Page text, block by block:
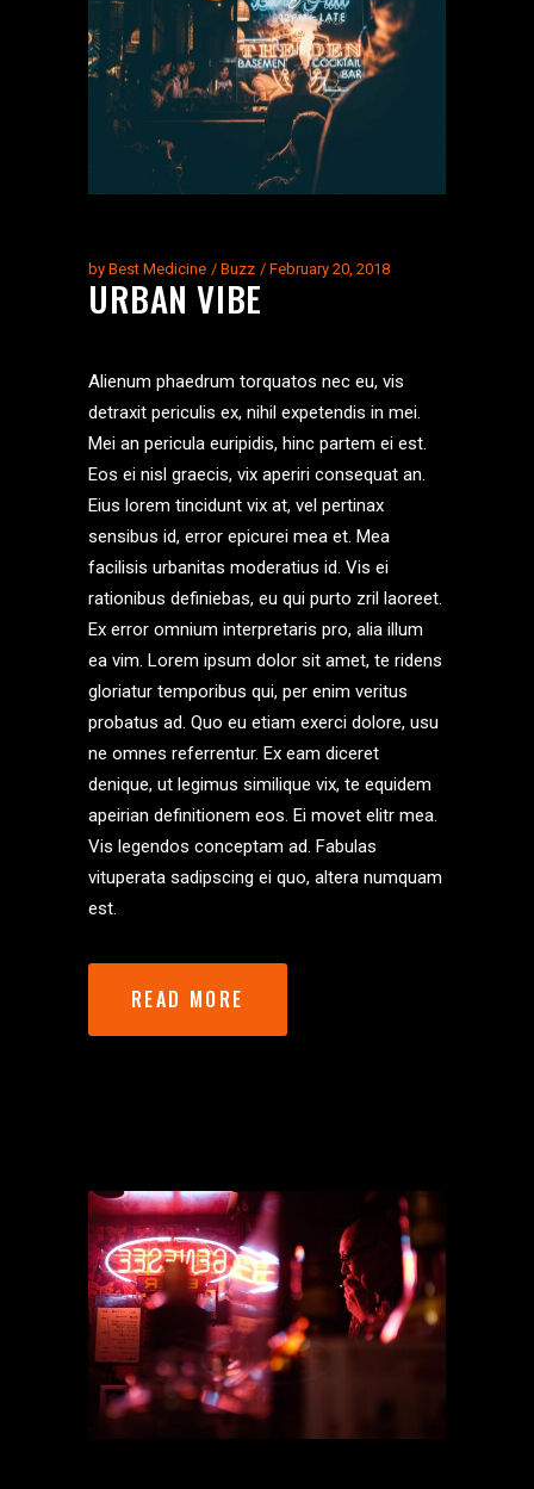
by Best Medicine Buzz February 20, 2018
URBAN VIBE
Alienum phaedrum torquatos nec eu, vis
detraxit periculis ex, nihil expetendis in mei.
Mei an pericula euripidis, hinc partem ei est.
Eos ei nisl graecis, vix aperiri consequat an.
Eius lorem tincidunt vix at, vel pertinax
sensibus id, error epicurei mea et. Mea
facilisis urbanitas moderatius id. Vis ei
rationibus definiebas, eu qui purto zril laoreet.
Ex error omnium interpretaris pro, alia illum
ea vim. Lorem ipsum dolor sit amet, te ridens
gloriatur temporibus qui, per enim veritus
probatus ad. Quo eu etiam exerci dolore, usu
ne omnes referrentur. Ex eam diceret
denique, ut legimus similique vix, te equidem
apeirian definitionem eos. Ei movet elitr mea.
Vis legendos conceptam ad. Fabulas
vituperata sadipscing ei quo, altera numquam
est.
READ MORE